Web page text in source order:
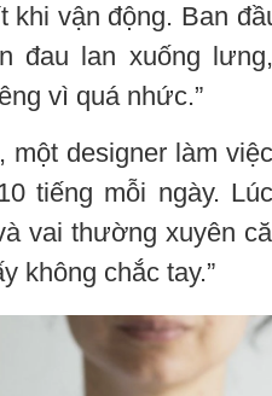
khi vận động. Ban
đau lan xuống
vì quá nhức.”
một designer làm
tiếng mỗi ngày.
vai thường xuyên
không chắc tay.”